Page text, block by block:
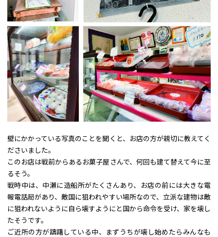
壁にかかっている写真のことを聞くと、お店の方が親切に教えてく
ださいました。
このお店は戦前からあるお菓子屋さんで、何回も建て替えて今に至
るそう。
戦時中は、中瀬に造船所がたくさんあり、お店の前には大きな電
報電話局があり、敵国に狙われやすい場所なので、立派な建物は敵
に狙われないように自ら壊すようにと国から命令を受け、家を壊し
たそうです。
ご近所の方が躊躇している中、まずうちが壊し始めたらみんなも